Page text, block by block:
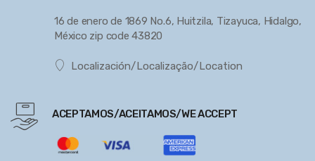
16 de enero de 1869 No.6, Huitzila, Tizayuca, Hidalgo,
México zip code 43820
Localización/Localização/Location
ACEPTAMOS/ACEITAMOS/WE ACCEPT